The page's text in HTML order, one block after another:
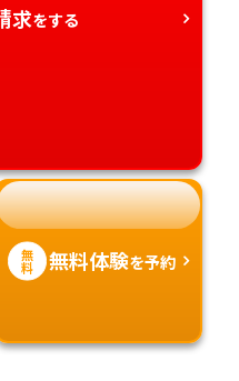
求をする
無
料 無料体験を予約